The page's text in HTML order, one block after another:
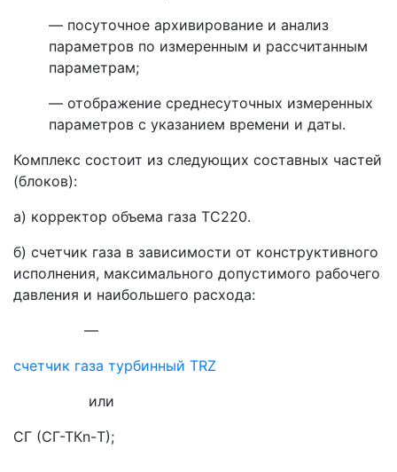
— посуточное архивирование и анализ
параметров по измеренным и рассчитанным
параметрам;
— отображение среднесуточных измеренных
параметров с указанием времени и даты.
Комплекс состоит из следующих составных частей
(блоков):
а) корректор объема газа ТС220.
б) счетчик газа в зависимости от конструктивного
исполнения, максимального допустимого рабочего
давления и наибольшего расхода:
—
счетчик газа турбинный TRZ
или
СГ (СГ-ТКn-Т);